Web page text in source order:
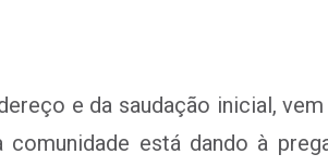
e da saudação inicial,
está dando à